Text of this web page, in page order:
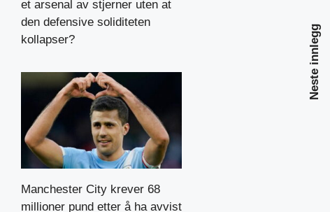
Neste innlegg
et arsenal av stjerner uten at
den defensive soliditeten
kollapser?
Manchester City krever 68
millioner pund etter å ha avvist